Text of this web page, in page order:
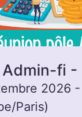
2026 -
Paris)